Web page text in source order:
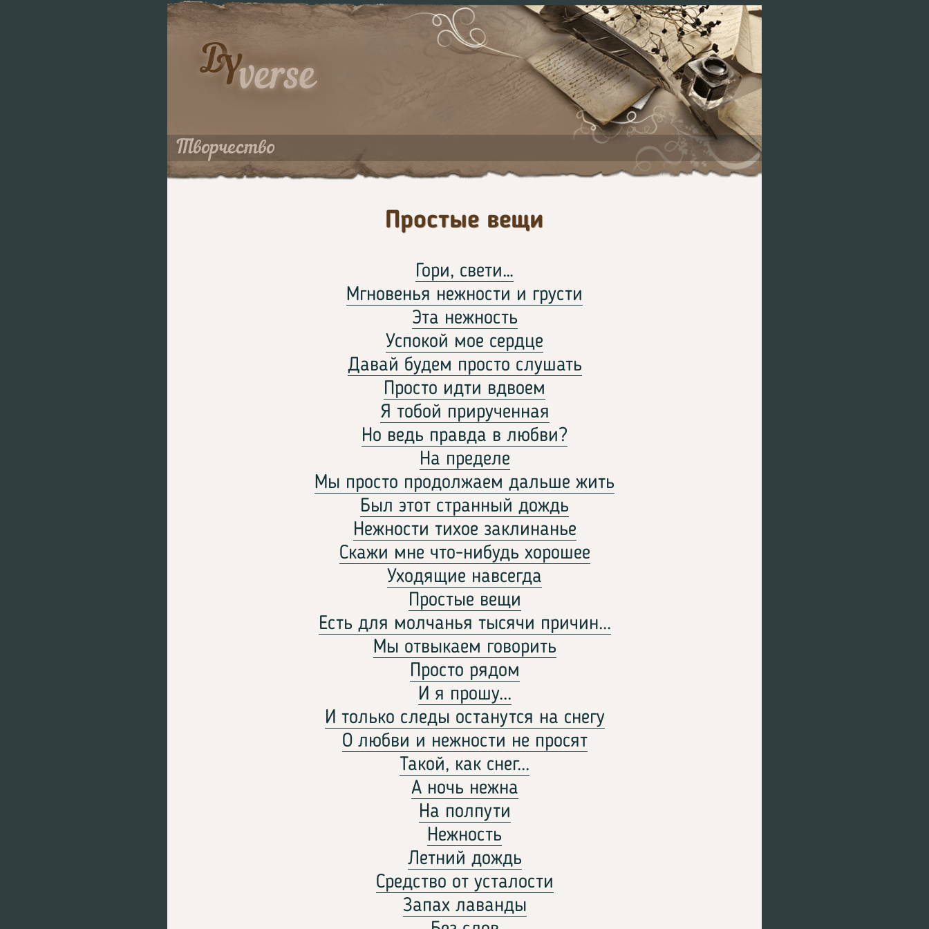
DYverse
Творчество
Простые вещи
Гори, свети…
Мгновенья нежности и грусти
Эта нежность
Успокой мое сердце
Давай будем просто слушать
Просто идти вдвоем
Я тобой прирученная
Но ведь правда в любви?
На пределе
Мы просто продолжаем дальше жить
Был этот странный дождь
Нежности тихое заклинанье
Скажи мне что-нибудь хорошее
Уходящие навсегда
Простые вещи
Есть для молчанья тысячи причин...
Мы отвыкаем говорить
Просто рядом
И я прошу...
И только следы останутся на снегу
О любви и нежности не просят
Такой, как снег...
А ночь нежна
На полпути
Нежность
Летний дождь
Средство от усталости
Запах лаванды